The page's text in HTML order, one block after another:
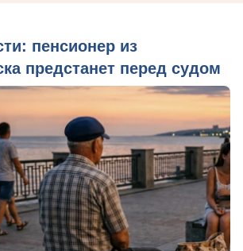
пенсионер из
предстанет перед судом